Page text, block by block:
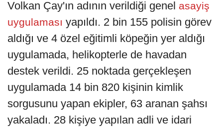
Volkan Çay'ın adının verildiği genel asayiş
uygulaması yapıldı. 2 bin 155 polisin görev
aldığı ve 4 özel eğitimli köpeğin yer aldığı
uygulamada, helikopterle de havadan
destek verildi. 25 noktada gerçekleşen
uygulamada 14 bin 820 kişinin kimlik
sorgusunu yapan ekipler, 63 aranan şahsı
yakaladı. 28 kişiye yapılan adli ve idari